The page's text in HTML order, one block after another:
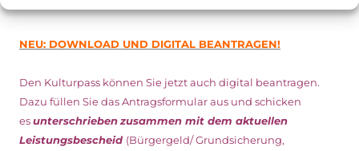
NEU: DOWNLOAD UND DIGITAL BEANTRAGEN!
Den Kulturpass können Sie jetzt auch digital beantragen.
Dazu füllen Sie das Antragsformular aus und schicken
esunterschriebenzusammen mit dem aktuellen
Leistungsbescheid (Bürgergeld/ Grundsicherung,